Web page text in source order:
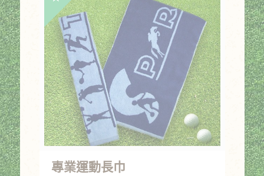
NT$150。NT$120。
專業運動長巾